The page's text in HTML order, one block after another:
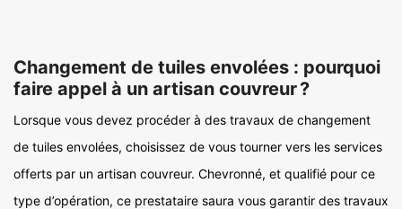
Changement de tuiles envolées : pourquoi
faire appel à un artisan couvreur ?
Lorsque vous devez procéder à des travaux de changement
de tuiles envolées, choisissez de vous tourner vers les services
offerts par un artisan couvreur. Chevronné, et qualifié pour ce
type d’opération, ce prestataire saura vous garantir des travaux